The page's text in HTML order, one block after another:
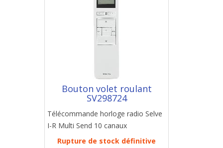
Bouton volet roulant
SV298724
Télécommande horloge radio Selve
I-R Multi Send 10 canaux
Rupture de stock définitive